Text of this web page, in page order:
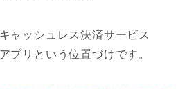
ャッシュレス決済サービス
プリという位置づけです。